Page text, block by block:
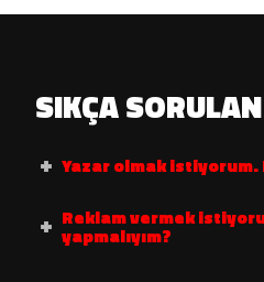
SIKÇA SORULAN
Yazar olmak istiyorum.
Reklam vermek
yapmalıyım?